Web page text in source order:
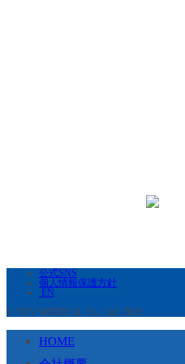
公式SNS
個人情報保護方針
EN
© TOY MEDICAL Co., Ltd. 2026
HOME